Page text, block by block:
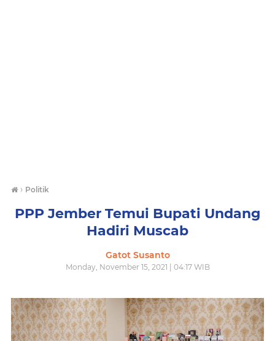
› Politik
PPP Jember Temui Bupati Undang
Hadiri Muscab
Gatot Susanto
Monday, November 15, 2021 | 04:17 WIB